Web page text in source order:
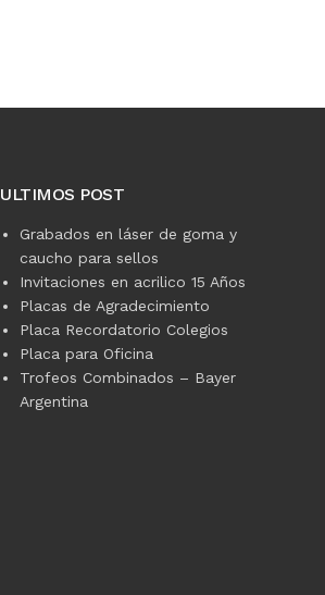
ULTIMOS POST
Grabados en láser de goma y
caucho para sellos
Invitaciones en acrilico 15 Años
Placas de Agradecimiento
Placa Recordatorio Colegios
Placa para Oficina
Trofeos Combinados – Bayer
Argentina